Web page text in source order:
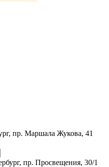
пр. Маршала Жукова, 41
пр. Просвещения, 30/1